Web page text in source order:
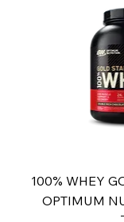
100% WHEY
OPTIMUM